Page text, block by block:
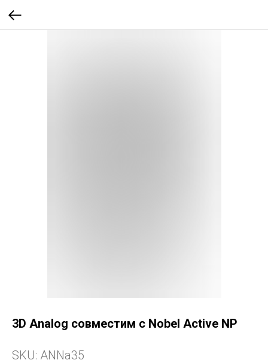
3D Analog совместим с Nobel Active NP
SKU: ANNa35